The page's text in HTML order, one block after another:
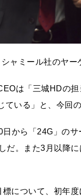
ャミール社のヤー
は「三城HDの
ている」と、今回
から「24G」の
だ。また3月以降
について、初年